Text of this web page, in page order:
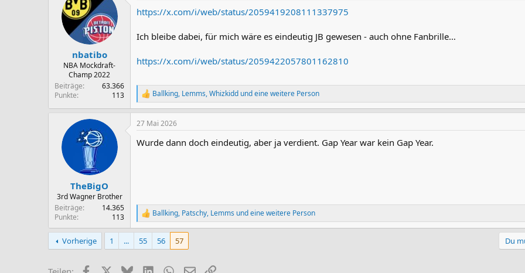
i
n
e
:
nbatibo
NBA Mockdraft-
Champ 2022
Beiträge
63.366
Punkte
113
https://x.com/i/web/status/2059419208111337975
Ich bleibe dabei, für mich wäre es eindeutig JB gewesen - auch ohne Fanbrille…
https://x.com/i/web/status/2059422057801162810
R
e
a
k
i
Ballking, Lemms,Whizkidd und eine weitere Person
TheBigO
3rd Wagner Brother
Beiträge
14.365
Punkte
113
27 Mai 2026
Wurde dann doch eindeutig, aber ja verdient. Gap Year war kein Gap Year.
R
e
a
k
Ballking, Patschy, Lemms und eine weitere Person
Vorherige 1 ... 55 56 57 Du
FacebookX (Twitter)
BlueskyLinkedInWhatsApp
E-MailLink